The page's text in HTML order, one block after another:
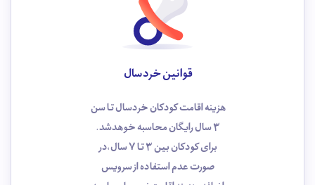
قوانین خردسال
هزینه اقامت کودکان خردسال تا سن
3 سال رایگان محاسبه خوهد‌شد.
برای کودکان بین 3 تا 7 سال،در
صورت عدم استفاده از سرویس